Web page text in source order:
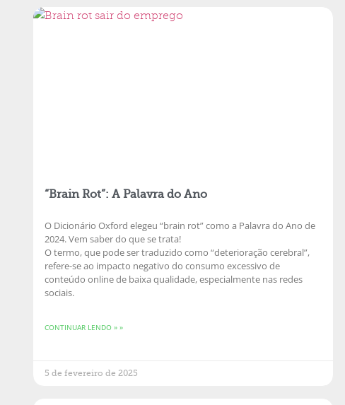
“Brain Rot”: A Palavra do Ano
O Dicionário Oxford elegeu “brain rot” como a Palavra do Ano de
2024. Vem saber do que se trata!
O termo, que pode ser traduzido como “deterioração cerebral”,
refere-se ao impacto negativo do consumo excessivo de
conteúdo online de baixa qualidade, especialmente nas redes
sociais.
CONTINUAR LENDO » »
5 de fevereiro de 2025